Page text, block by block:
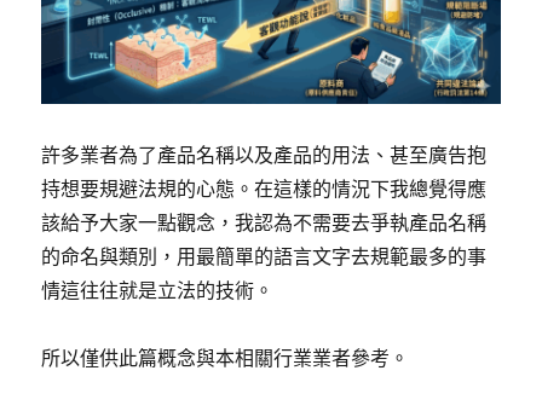
許多業者為了產品名稱以及產品的用法、甚至廣告抱
持想要規避法規的心態。在這樣的情況下我總覺得應
該給予大家一點觀念，我認為不需要去爭執產品名稱
的命名與類別，用最簡單的語言文字去規範最多的事
情這往往就是立法的技術。
所以僅供此篇概念與本相關行業業者參考。